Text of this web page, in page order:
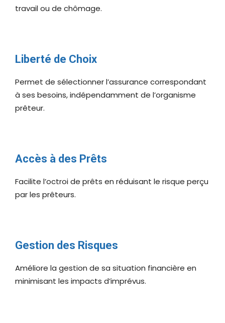
travail ou de chômage.
Liberté de Choix
Permet de sélectionner l’assurance correspondant
à ses besoins, indépendamment de l’organisme
prêteur.
Accès à des Prêts
Facilite l’octroi de prêts en réduisant le risque perçu
par les prêteurs.
Gestion des Risques
Améliore la gestion de sa situation financière en
minimisant les impacts d’imprévus.